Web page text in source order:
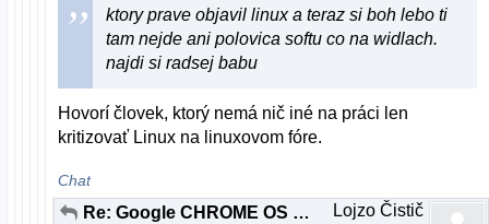
ktory prave objavil linux a teraz si boh lebo ti
tam nejde ani polovica softu co na widlach.
najdi si radsej babu
Hovorí človek, ktorý nemá nič iné na práci len
kritizovať Linux na linuxovom fóre.
Chat
Re: Google CHROME OS v2.00 beta Lojzo Čistič